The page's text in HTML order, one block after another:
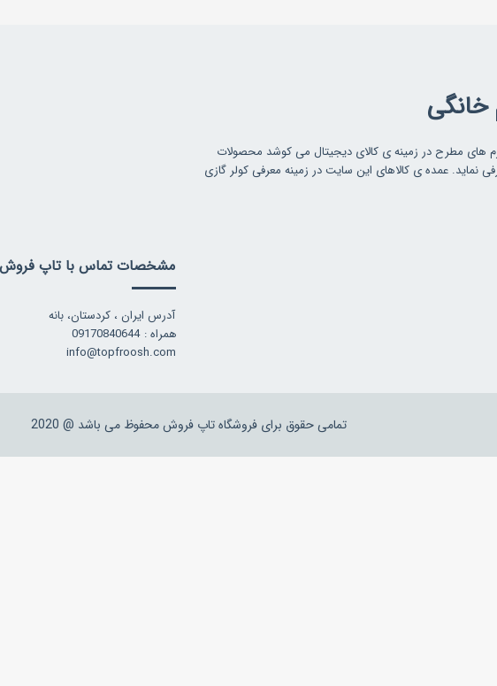
خانگی
های مطرح در زمینه ی کالای دیجیتال می کوشد محصولات
نماید. عمده ی کالاهای این سایت در زمینه معرفی کولر گازی
مشخصات تماس با تاپ فروش
آدرس ایران ، کردستان، بانه
همراه : 09170840644
info@topfroosh.com
تمامی حقوق برای فروشگاه تاپ فروش محفوظ می باشد @ 2020